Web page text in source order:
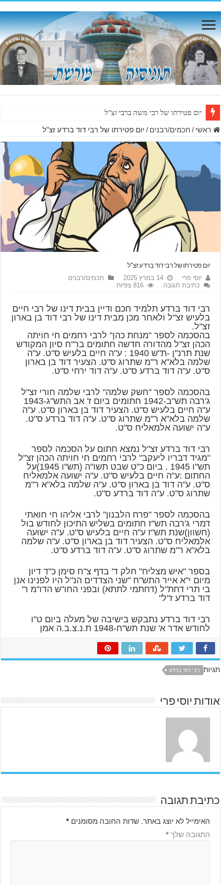
יום פטירתו של רבי משה ברבי זצ"ל
ראשי / חכמים/רבנים / יום פטירתו של רבי דוד ברדע זצ"ל
יום פטירתו של רבי דוד ברדע זצ"ל
יוסי פרי 14 במרץ 2025
חכמים/רבנים
כתיבת תגובה
816 צפיות
רבי דוד ברדע תלמיד חכם ודיין בבית דינו של רבי חיים
בלעיש זצ"ל ולאחר מכן מבית דינו של רבי דוד בן בארון
זצ"ל.
בהסכמה לספר "מנחת כהן" לרבי רחמים חי חויתה
הכהן זצ"ל מהדורה חדשה חתומים בר"ח סיון המקודש
שנת תרנ"ן -ת"ש 1940 : ע"ה חיים בלעיש ס"ט. ע"ה
שלמה בלא"א ר"מ שתרוג ס"ט. הצעיר דוד בן בארון
ס"ט. ע"ה דוד ברדע ס"ט. ע"ה דוד ירחי ס"ט.
בהסכמה לספר "חשק שלמה" לרבי שלמה חורי זצ"ל
ג'רבה תש"ב-1942 חתומים ביום ז' אב התש"ג-1943
ע"ה חיים בלעיש ס"ט. הצעיר דוד בן בארון ס"ט. ע"ה
שלמה בלא"א ר"מ שתרוג ס"ט. ע"ה דוד ברדע ס"ט.
ע"ה ישועה אלמאליח ס"ט.
רבי דוד ברדע זצ"ל נמצא חתום על הסכמה לספר
"מגיד דבריו ליעקב" לרבי רחמים חי חויתה הכהן זצ"ל
תש"ו 1945 . ביום כ"ט שבט תשו"ה (תש"ו 1945)על
החתום :ע"ה חיים בלעיש ס"ט. ע"ה ישועה אלמאליח
ס"ט. ע"ה דוד בן בארון ס"ט. ע"ה שלמה בלא"א ר"מ
שתרוג ס"ט. ע"ה דוד ברדע ס"ט.
בהסכמה לספר "פרח הלבנון" לרבי אליהו חי חואתי
דמרי ג'רבה תש"ז חתומים בשליש התיכון לחודש בול
(חשוון)שנת תש"ז ע"ה חיים בלעיש ס"ט. ע"ה ישועה
אלמאליח ס"ט. הצעיר דוד בן בארון ס"ט. ע"ה שלמה
בלא"א ר"מ שתרוג ס"ט. ע"ה דוד ברדע ס"ט.
בספר "איש מצליח" חלק ד' בדף צ"ח סימן כ"ד דיון
מיום י"א אייר התש"ח "שני הצדדים הנ"ל היו לפנינו אנן
בי תרי דחת"ל (דחתמי לתתא) ובפני החו"ש הדו"מ ר'
דוד ברדע ז"ל"
רבי דוד ברדע נתבקש בישיבה של מעלה ביום ט"ו
לחודש אדר א' שנת תש"ח-1948 ת.נ.צ.ב.ה אמן
תגיות רבי דוד ברדע
אודות יוסי פרי
כתיבת תגובה
האימייל לא יוצג באתר. שדות החובה מסומנים*
התגובה שלך*